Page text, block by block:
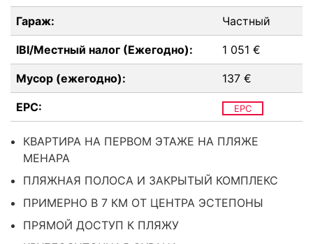
Гараж: Частный
IBI/Местный налог (Ежегодно): 1 051 €
Мусор (ежегодно): 137 €
EPC: EPC
КВАРТИРА НА ПЕРВОМ ЭТАЖЕ НА ПЛЯЖЕ
МЕНАРА
ПЛЯЖНАЯ ПОЛОСА И ЗАКРЫТЫЙ КОМПЛЕКС
ПРИМЕРНО В 7 КМ ОТ ЦЕНТРА ЭСТЕПОНЫ
ПРЯМОЙ ДОСТУП К ПЛЯЖУ